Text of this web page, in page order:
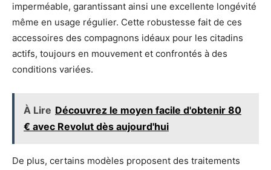
imperméable, garantissant ainsi une excellente longévité
même en usage régulier. Cette robustesse fait de ces
accessoires des compagnons idéaux pour les citadins
actifs, toujours en mouvement et confrontés à des
conditions variées.
À Lire Découvrez le moyen facile d'obtenir 80
€ avec Revolut dès aujourd'hui
De plus, certains modèles proposent des traitements